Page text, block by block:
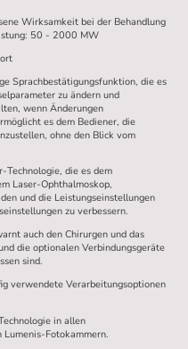
Wirksamkeit bei der Behandlung
50 - 2000 MW
Sprachbestätigungsfunktion, die es
zu ändern und
wenn Änderungen
es dem Bediener, die
ohne den Blick vom
Technologie, die es dem
Laser-Ophthalmoskop,
und die Leistungseinstellungen
zu verbessern.
auch den Chirurgen und das
die optionalen Verbindungsgeräte
sind.
verwendete Verarbeitungsoptionen
in allen
Fotokammern.